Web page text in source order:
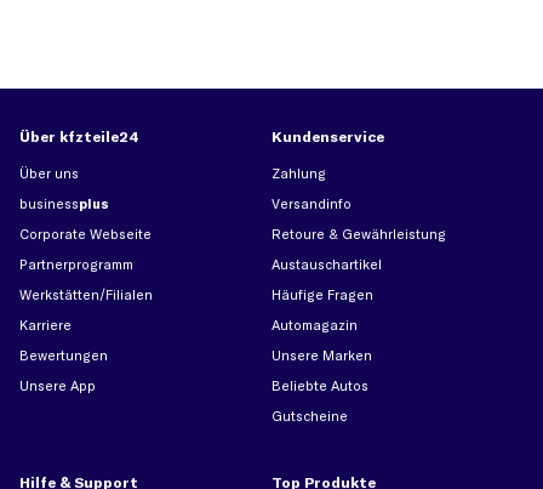
Über kfzteile24
Über uns
businessplus
Corporate Webseite
Partnerprogramm
Werkstätten/Filialen
Karriere
Bewertungen
Unsere App
Kundenservice
Zahlung
Versandinfo
Retoure & Gewährleistung
Austauschartikel
Häufige Fragen
Automagazin
Unsere Marken
Beliebte Autos
Gutscheine
Hilfe & Support Top Produkte